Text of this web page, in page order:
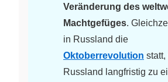
Veränderung des
Machtgefüges.
in Russland die
Oktoberrevolution statt,
Russland langfristig zu